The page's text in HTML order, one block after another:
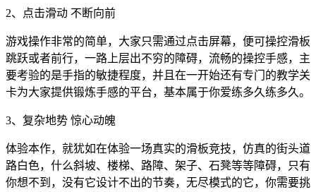
2、点击滑动 不断向前
游戏操作非常的简单，大家只需通过点击屏幕，便可操控滑板
跳跃或者前行，一路上层出不穷的障碍，流畅的操控手感，主
要考验的是手指的敏捷程度，并且在一开始还有专门的教学关
卡为大家提供锻炼手感的平台，基本属于你爱练多久练多久。
3、复杂地势 惊心动魄
体验本作，就犹如在体验一场真实的滑板竞技，仿真的街头道
路白色，什么斜坡、楼梯、路障、架子、石凳等等障碍，只有
你想不到，没有它设计不出的节奏，无尽模式的它，你需要挑